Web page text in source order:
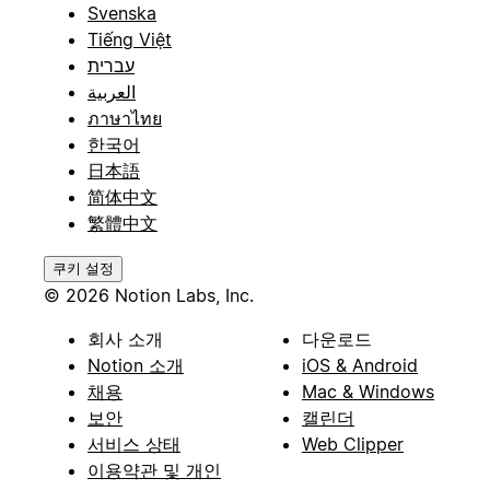
Svenska
Tiếng Việt
עברית
العربية
ภาษาไทย
한국어
日本語
简体中文
繁體中文
쿠키 설정
© 2026 Notion Labs, Inc.
회사 소개
Notion 소개
채용
보안
서비스 상태
이용약관 및 개인
다운로드
iOS & Android
Mac & Windows
캘린더
Web Clipper